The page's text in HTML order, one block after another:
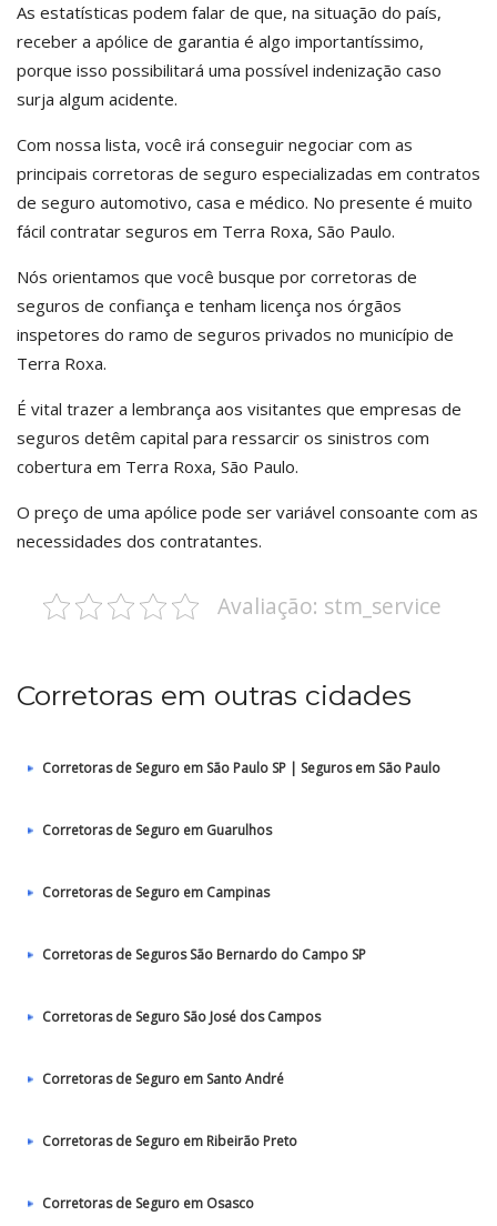
As estatísticas podem falar de que, na situação do país,
receber a apólice de garantia é algo importantíssimo,
porque isso possibilitará uma possível indenização caso
surja algum acidente.
Com nossa lista, você irá conseguir negociar com as
principais corretoras de seguro especializadas em contratos
de seguro automotivo, casa e médico. No presente é muito
fácil contratar seguros em Terra Roxa, São Paulo.
Nós orientamos que você busque por corretoras de
seguros de confiança e tenham licença nos órgãos
inspetores do ramo de seguros privados no município de
Terra Roxa.
É vital trazer a lembrança aos visitantes que empresas de
seguros detêm capital para ressarcir os sinistros com
cobertura em Terra Roxa, São Paulo.
O preço de uma apólice pode ser variável consoante com as
necessidades dos contratantes.
Avaliação: stm_service
Corretoras em outras cidades
Corretoras de Seguro em São Paulo SP | Seguros em São Paulo
Corretoras de Seguro em Guarulhos
Corretoras de Seguro em Campinas
Corretoras de Seguros São Bernardo do Campo SP
Corretoras de Seguro São José dos Campos
Corretoras de Seguro em Santo André
Corretoras de Seguro em Ribeirão Preto
Corretoras de Seguro em Osasco